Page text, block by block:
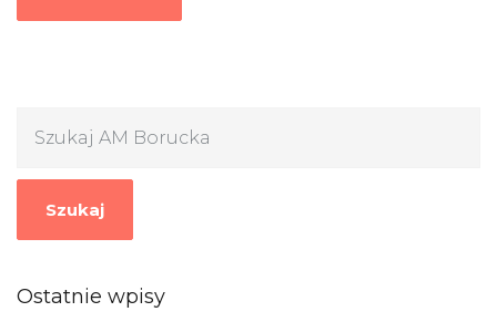
Szukaj
Ostatnie wpisy